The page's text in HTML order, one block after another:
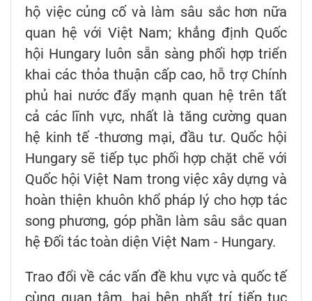
hộ việc củng cố và làm sâu sắc hơn nữa
quan hệ với Việt Nam; khẳng định Quốc
hội Hungary luôn sẵn sàng phối hợp triển
khai các thỏa thuận cấp cao, hỗ trợ Chính
phủ hai nước đẩy mạnh quan hệ trên tất
cả các lĩnh vực, nhất là tăng cường quan
hệ kinh tế -thương mại, đầu tư. Quốc hội
Hungary sẽ tiếp tục phối hợp chặt chẽ với
Quốc hội Việt Nam trong việc xây dựng và
hoàn thiện khuôn khổ pháp lý cho hợp tác
song phương, góp phần làm sâu sắc quan
hệ Đối tác toàn diện Việt Nam - Hungary.
Trao đổi về các vấn đề khu vực và quốc tế
cùng quan tâm, hai bên nhất trí tiếp tục